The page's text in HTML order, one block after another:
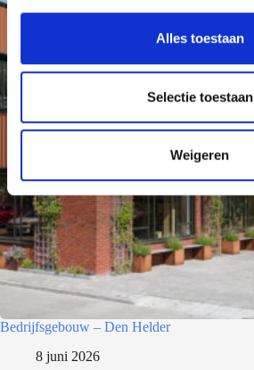
s
e
e
c
Alles toestaan
Selectie toestaan
Weigeren
Bedrijfsgebouw – Den Helder
8 juni 2026